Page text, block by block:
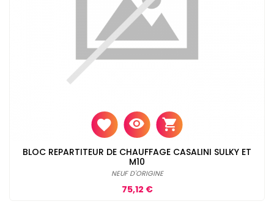
BLOC REPARTITEUR DE CHAUFFAGE CASALINI SULKY ET
M10
NEUF D'ORIGINE
Prix
75,12 €